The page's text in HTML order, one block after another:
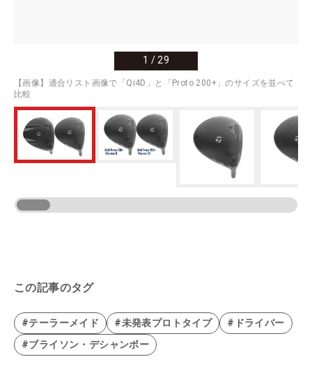
1 /29
【画像】適合リスト画像で「Qi4D」と「Proto 200+」のサイズを並べて
比較
この記事のタグ
#テーラーメイド #未発表プロトタイプ
#ドライバー
#ブライソン・デシャンボー